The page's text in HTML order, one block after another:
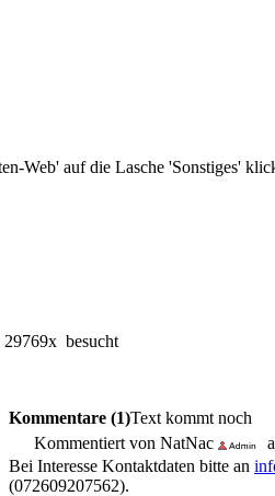
Web' auf die Lasche 'Sonstiges'
besucht
Kommentare (1)Text kommt noch
Kommentiert von NatNac
Bei Interesse Kontaktdaten bitte an
(072609207562).